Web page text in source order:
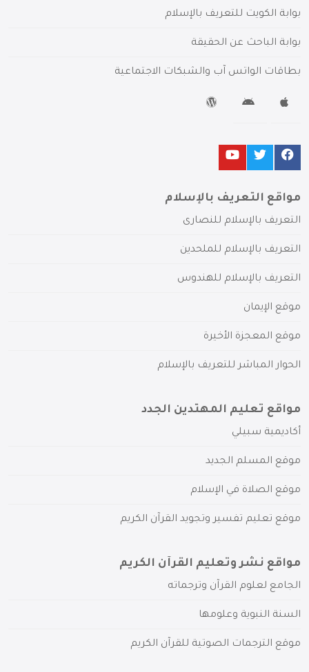
بوابة الكويت للتعريف بالإسلام
بوابة الباحث عن الحقيقة
بطاقات الواتس آب والشبكات الاجتماعية
مواقع التعريف بالإسلام
التعريف بالإسلام للنصارى
التعريف بالإسلام للملحدين
التعريف بالإسلام للهندوس
موقع الإيمان
موقع المعجزة الأخيرة
الحوار المباشر للتعريف بالإسلام
مواقع تعليم المهتدين الجدد
أكاديمية سبيلي
موقع المسلم الجديد
موقع الصلاة في الإسلام
موقع تعليم تفسير وتجويد القرآن الكريم
مواقع نشر وتعليم القرآن الكريم
الجامع لعلوم القرآن وترجماته
السنة النبوية وعلومها
موقع الترجمات الصوتية للقرآن الكريم